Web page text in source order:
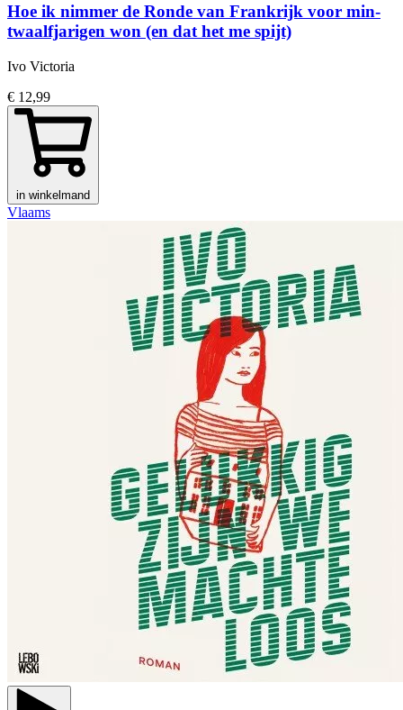
Hoe ik nimmer de Ronde van Frankrijk voor min-
twaalfjarigen won (en dat het me spijt)
Ivo Victoria
€ 12,99
in winkelmand
Vlaams